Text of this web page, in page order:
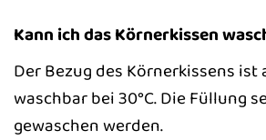
Kann ich das Körnerkissen
Der Bezug des Körnerkissens
waschbar bei 30°C. Die Füllung
gewaschen werden.